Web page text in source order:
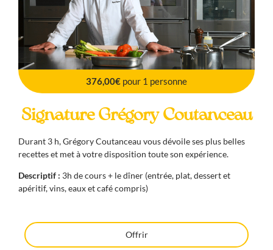
376,00€ pour 1 personne
Signature Grégory Coutanceau
Durant 3 h, Grégory Coutanceau vous dévoile ses plus belles
recettes et met à votre disposition toute son expérience.
Descriptif : 3h de cours + le dîner (entrée, plat, dessert et
apéritif, vins, eaux et café compris)
Offrir